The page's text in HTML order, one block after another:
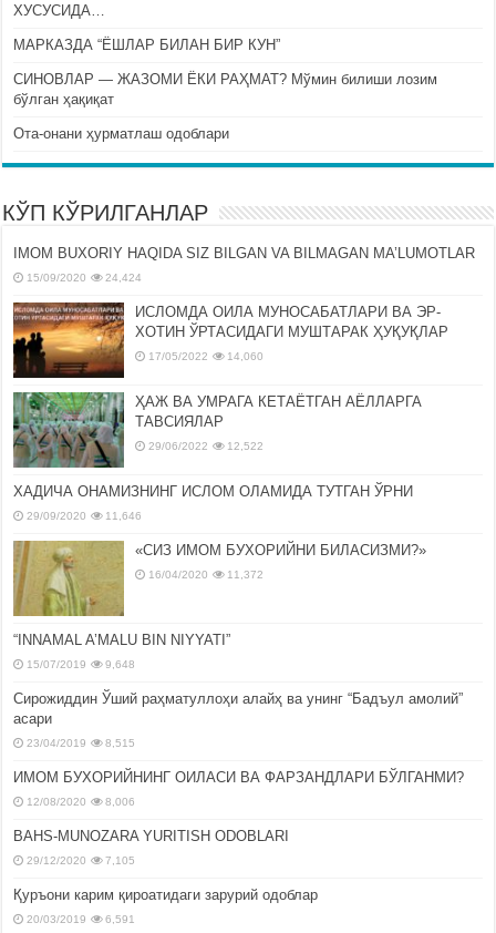
ХУСУСИДА…
МАРКАЗДА “ЁШЛАР БИЛАН БИР КУН”
СИНОВЛАР — ЖАЗОМИ ЁКИ РАҲМАТ? Мўмин билиши лозим
бўлган ҳақиқат
Ота-онани ҳурматлаш одоблари
КЎП КЎРИЛГАНЛАР
IMOM BUXORIY HAQIDA SIZ BILGAN VA BILMAGAN MA’LUMOTLAR
15/09/2020 24,424
ИСЛОМДА ОИЛА МУНОСАБАТЛАРИ ВА ЭР-
ХОТИН ЎРТАСИДАГИ МУШТАРАК ҲУҚУҚЛАР
17/05/2022 14,060
ҲАЖ ВА УМРАГА КЕТАЁТГАН АЁЛЛАРГА
ТАВСИЯЛАР
29/06/2022 12,522
ХАДИЧА ОНАМИЗНИНГ ИСЛОМ ОЛАМИДА ТУТГАН ЎРНИ
29/09/2020 11,646
«СИЗ ИМОМ БУХОРИЙНИ БИЛАСИЗМИ?»
16/04/2020 11,372
“INNAMAL A’MALU BIN NIYYATI”
15/07/2019 9,648
Сирожиддин Ўший раҳматуллоҳи алайҳ ва унинг “Бадъул амолий”
асари
23/04/2019 8,515
ИМОМ БУХОРИЙНИНГ ОИЛАСИ ВА ФАРЗАНДЛАРИ БЎЛГАНМИ?
12/08/2020 8,006
BAHS-MUNOZARA YURITISH ODOBLARI
29/12/2020 7,105
Қуръони карим қироатидаги зарурий одоблар
20/03/2019 6,591